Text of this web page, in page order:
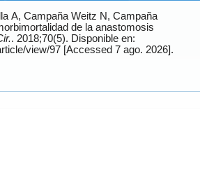
A, Campaña Weitz N, Campaña
. 2018;70(5). Disponible en:
https://www.revistacirugia.cl/index.php/revistacirugia/article/view/97 [Accessed 7 ago. 2026].